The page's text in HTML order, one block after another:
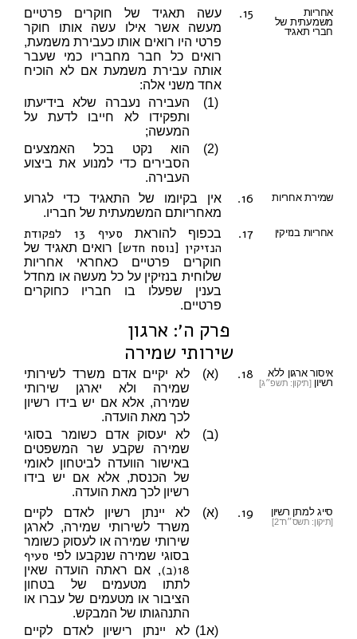
15.
אחריות
משמעתית של
חברי תאגיד
עשה תאגיד של חוקרים פרטיים
מעשה אשר אילו עשה אותו חוקר
פרטי היו רואים אותו כעבירת משמעת,
רואים כל חבר מחבריו כמי שעבר
אותה עבירת משמעת אם לא הוכיח
אחד משני אלה:
(1)
העבירה נעברה שלא בידיעתו
ותפקידו לא חייבו לדעת על
המעשה;
(2)
הוא נקט בכל האמצעים
הסבירים כדי למנוע את ביצוע
העבירה.
16. שמירת אחריות
אין בקיומו של התאגיד כדי לגרוע
מאחריותם המשמעתית של חבריו.
17. אחריות בנזיקין בכפוף להוראת
סעיף 13 לפקודת
הנזיקין [נוסח חדש] רואים תאגיד של
חוקרים פרטיים כאחראי אחריות
שלוחית בנזיקין על כל מעשה או מחדל
בענין שפעלו בו חבריו כחוקרים
פרטיים.
פרק ה׳: ארגון
שירותי שמירה
18.
איסור ארגון ללא
רשיון[תיקון: תשפ״ג]
(א)
לא יקיים אדם משרד לשירותי
שמירה ולא יארגן שירותי
שמירה, אלא אם יש בידו רשיון
לכך מאת הועדה.
(ב)
לא יעסוק אדם כשומר בסוגי
שמירה שקבע שר המשפטים
באישור הוועדה לביטחון לאומי
של הכנסת, אלא אם יש בידו
רשיון לכך מאת הועדה.
19. סייג למתן רשיון
[תיקון: תשס״ח־2]
(א)
לא יינתן רשיון לאדם לקיים
משרד לשירותי שמירה, לארגן
שירותי שמירה או לעסוק כשומר
בסוגי שמירה שנקבעו לפי סעיף
18(ב)
, אם ראתה הועדה שאין
לתתו מטעמים של בטחון
הציבור או מטעמים של עברו או
התנהגותו של המבקש.
(א1)
לא יינתן רישיון לאדם לקיים